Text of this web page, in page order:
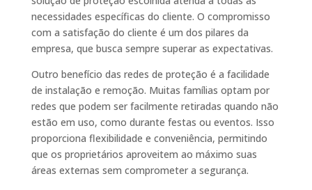
necessidades específicas do cliente. O compromisso
com a satisfação do cliente é um dos pilares da
empresa, que busca sempre superar as expectativas.
Outro benefício das redes de proteção é a facilidade
de instalação e remoção. Muitas famílias optam por
redes que podem ser facilmente retiradas quando não
estão em uso, como durante festas ou eventos. Isso
proporciona flexibilidade e conveniência, permitindo
que os proprietários aproveitem ao máximo suas
áreas externas sem comprometer a segurança.